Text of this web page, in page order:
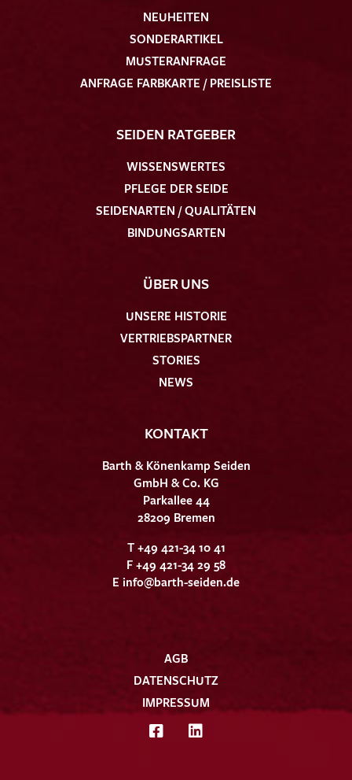
NEUHEITEN
SONDERARTIKEL
MUSTERANFRAGE
ANFRAGE FARBKARTE / PREISLISTE
SEIDEN RATGEBER
WISSENSWERTES
PFLEGE DER SEIDE
SEIDENARTEN / QUALITÄTEN
BINDUNGSARTEN
ÜBER UNS
UNSERE HISTORIE
VERTRIEBSPARTNER
STORIES
NEWS
KONTAKT
Barth & Könenkamp Seiden
GmbH & Co. KG
Parkallee 44
28209 Bremen
T +49 421-34 10 41
F +49 421-34 29 58
E info@barth-seiden.de
AGB
DATENSCHUTZ
IMPRESSUM